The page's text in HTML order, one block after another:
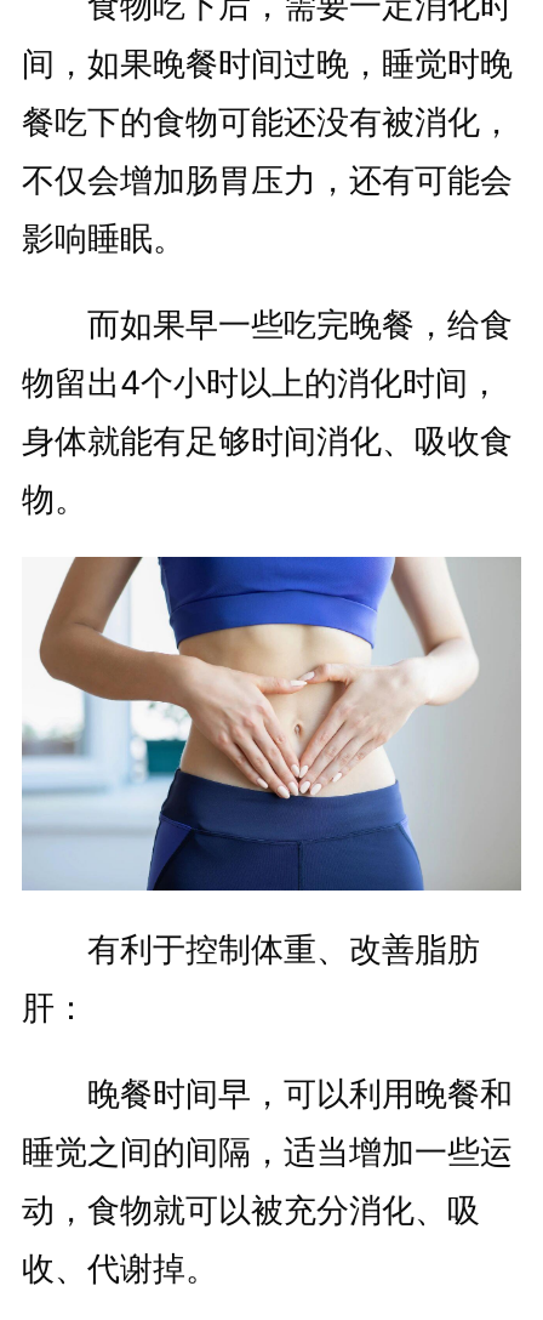
间，如果晚餐时间过晚，睡觉时晚
餐吃下的食物可能还没有被消化，
不仅会增加肠胃压力，还有可能会
影响睡眠。
而如果早一些吃完晚餐，给食
物留出4个小时以上的消化时间，
身体就能有足够时间消化、吸收食
物。
有利于控制体重、改善脂肪
肝：
晚餐时间早，可以利用晚餐和
睡觉之间的间隔，适当增加一些运
动，食物就可以被充分消化、吸
收、代谢掉。